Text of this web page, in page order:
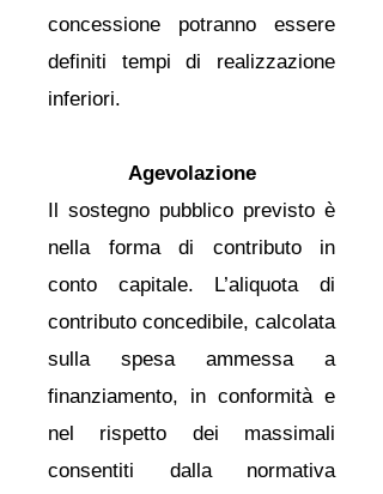
concessione potranno essere
definiti tempi di realizzazione
inferiori.
Agevolazione
Il sostegno pubblico previsto è
nella forma di contributo in
conto capitale. L’aliquota di
contributo concedibile, calcolata
sulla spesa ammessa a
finanziamento, in conformità e
nel rispetto dei massimali
consentiti dalla normativa